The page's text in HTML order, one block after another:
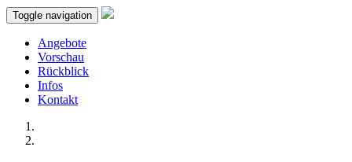
Toggle navigation
Angebote
Vorschau
Rückblick
Infos
Kontakt